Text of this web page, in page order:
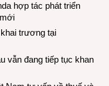
hợp tác phát triển
trương tại
vẫn đang tiếp tục khan